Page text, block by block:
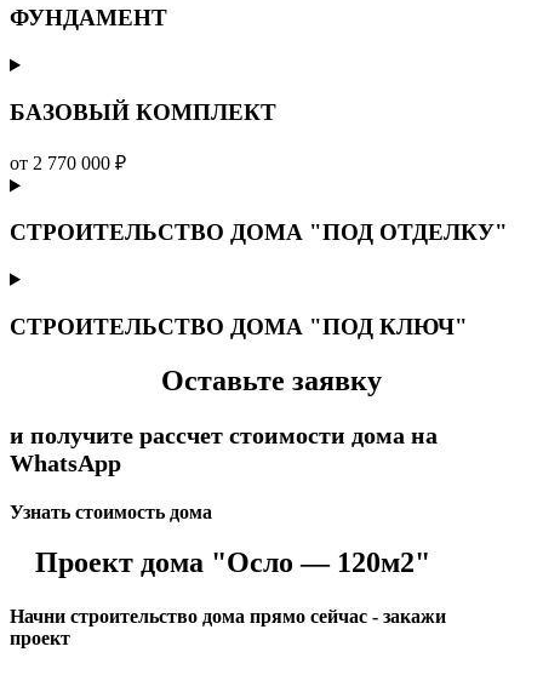
ФУНДАМЕНТ
БАЗОВЫЙ КОМПЛЕКТ
от 2 770 000 ₽
СТРОИТЕЛЬСТВО ДОМА "ПОД ОТДЕЛКУ"
СТРОИТЕЛЬСТВО ДОМА "ПОД КЛЮЧ"
Оставьте заявку
и получите рассчет стоимости дома на
WhatsApp
Узнать стоимость дома
Проект дома "Осло — 120м2"
Начни строительство дома прямо сейчас - закажи
проект